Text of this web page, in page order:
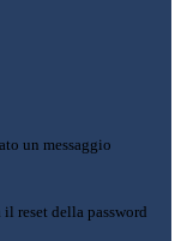
un messaggio
reset della password